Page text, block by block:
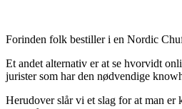
Forinden folk bestiller i en Nordic
Et andet alternativ er at se hvorvidt
jurister som har den nødvendige
Herudover slår vi et slag for at man